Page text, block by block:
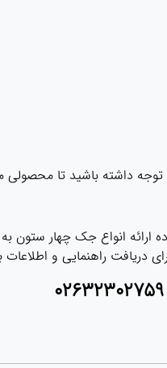
داشته باشید تا محصولی
ارائه انواع جک چهار ستون
راهنمایی و اطلاعات